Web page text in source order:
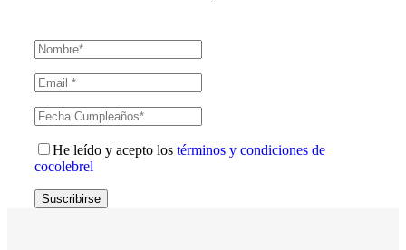
He leído y acepto los términos y condiciones de
cocolebrel
Suscribirse